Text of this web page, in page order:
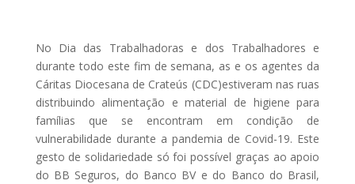
No Dia das Trabalhadoras e dos Trabalhadores e
durante todo este fim de semana, as e os agentes da
Cáritas Diocesana de Crateús (CDC)estiveram nas ruas
distribuindo alimentação e material de higiene para
famílias que se encontram em condição de
vulnerabilidade durante a pandemia de Covid-19. Este
gesto de solidariedade só foi possível graças ao apoio
do BB Seguros, do Banco BV e do Banco do Brasil,